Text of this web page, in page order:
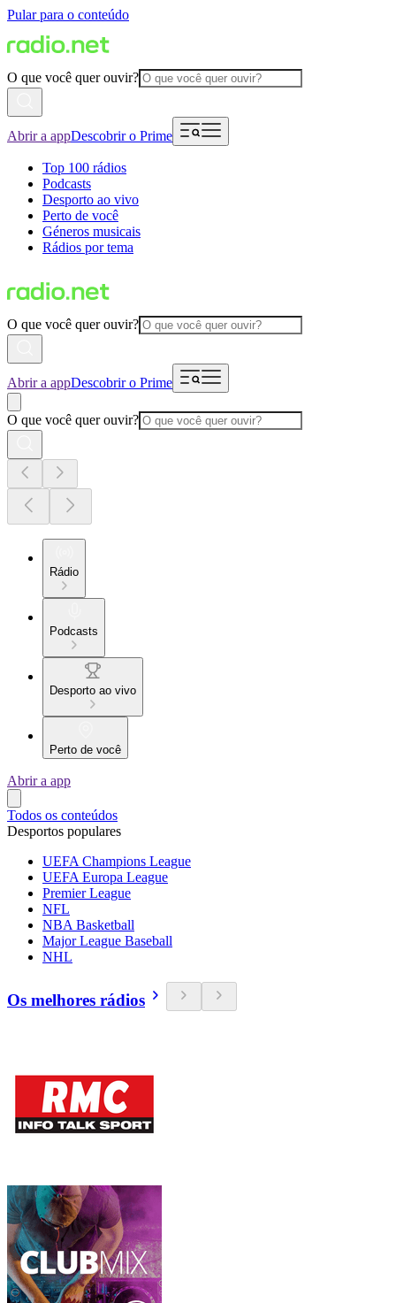
Pular para o conteúdo
O que você quer ouvir?
Abrir a appDescobrir o Prime
Top 100 rádios
Podcasts
Desporto ao vivo
Perto de você
Géneros musicais
Rádios por tema
O que você quer ouvir?
Abrir a appDescobrir o Prime
O que você quer ouvir?
Rádio
Podcasts
Desporto ao vivo
Perto de você
Abrir a app
Todos os conteúdos
Desportos populares
UEFA Champions League
UEFA Europa League
Premier League
NFL
NBA Basketball
Major League Baseball
NHL
Os melhores rádios